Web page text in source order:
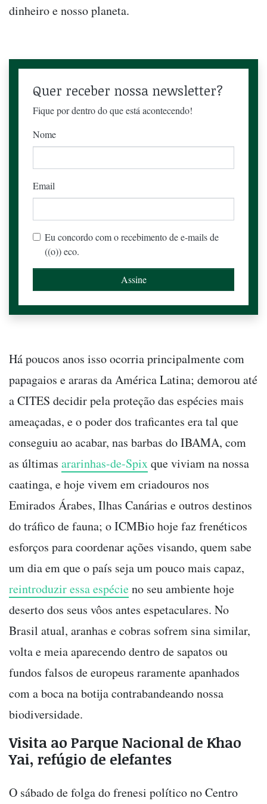
dinheiro e nosso planeta.
Quer receber nossa newsletter?
Fique por dentro do que está acontecendo!
Nome
Email
Eu concordo com o recebimento de e-mails de
((o)) eco.
Há poucos anos isso ocorria principalmente com
papagaios e araras da América Latina; demorou até
a CITES decidir pela proteção das espécies mais
ameaçadas, e o poder dos traficantes era tal que
conseguiu ao acabar, nas barbas do IBAMA, com
as últimas ararinhas-de-Spixque viviam na nossa
caatinga, e hoje vivem em criadouros nos
Emirados Árabes, Ilhas Canárias e outros destinos
do tráfico de fauna; o ICMBio hoje faz frenéticos
esforços para coordenar ações visando, quem sabe
um dia em que o país seja um pouco mais capaz,
reintroduzir essa espécieno seu ambiente hoje
deserto dos seus vôos antes espetaculares. No
Brasil atual, aranhas e cobras sofrem sina similar,
volta e meia aparecendo dentro de sapatos ou
fundos falsos de europeus raramente apanhados
com a boca na botija contrabandeando nossa
biodiversidade.
Visita ao Parque Nacional de Khao
Yai, refúgio de elefantes
O sábado de folga do frenesi político no Centro